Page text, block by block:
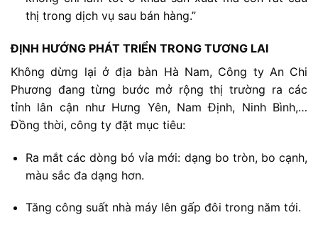
thị trong dịch vụ sau bán hàng.”
ĐỊNH HƯỚNG PHÁT TRIỂN TRONG TƯƠNG LAI
Khôngdừng lại ởđịa bàn Hà Nam, Công ty An Chi
Phương đangtừng bước mở rộngthị trường racác
tỉnh lân cận như Hưng Yên, NamĐịnh, Ninh Bình,…
Đồng thời, công ty đặt mục tiêu:
Ra mắtcácdòng bóvỉa mới: dạng bo tròn, bo cạnh,
màu sắc đa dạng hơn.
Tăng công suất nhà máy lên gấp đôi trong năm tới.